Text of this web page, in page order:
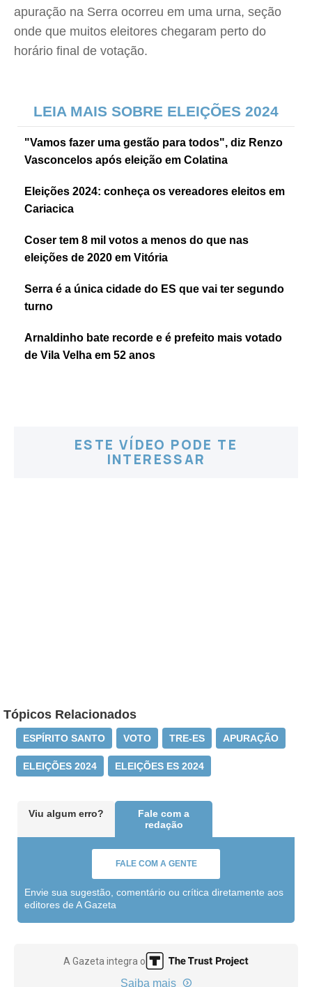
apuração na Serra ocorreu em uma urna, seção
onde que muitos eleitores chegaram perto do
horário final de votação.
LEIA MAIS SOBRE ELEIÇÕES 2024
"Vamos fazer uma gestão para todos", diz Renzo
Vasconcelos após eleição em Colatina
Eleições 2024: conheça os vereadores eleitos em
Cariacica
Coser tem 8 mil votos a menos do que nas
eleições de 2020 em Vitória
Serra é a única cidade do ES que vai ter segundo
turno
Arnaldinho bate recorde e é prefeito mais votado
de Vila Velha em 52 anos
ESTE VÍDEO PODE TE
INTERESSAR
Tópicos Relacionados
ESPÍRITO SANTO VOTO TRE-ES APURAÇÃO
ELEIÇÕES 2024 ELEIÇÕES ES 2024
Viu algum erro?
Fale com a
redação
FALE COM A GENTE
Envie sua sugestão, comentário ou crítica diretamente aos
editores de A Gazeta
A Gazeta integra o
Saiba mais